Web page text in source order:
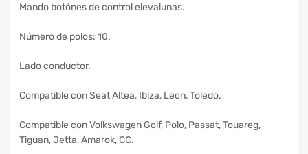
Mando botónes de control elevalunas.
Número de polos: 10.
Lado conductor.
Compatible con Seat Altea, Ibiza, Leon, Toledo.
Compatible con Volkswagen Golf, Polo, Passat, Touareg,
Tiguan, Jetta, Amarok, CC.